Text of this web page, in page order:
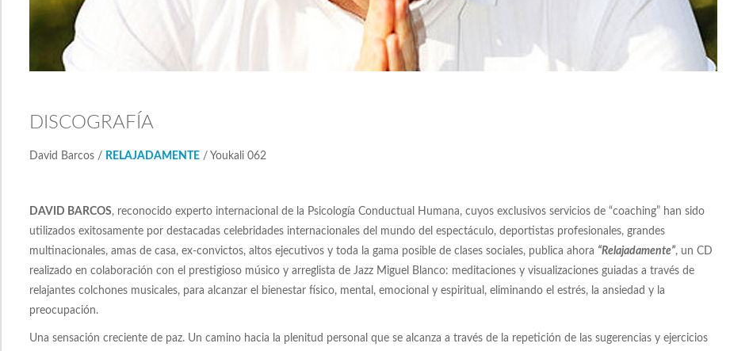
DISCOGRAFÍA
David Barcos / RELAJADAMENTE / Youkali 062
DAVID BARCOS, reconocido experto internacional de la Psicología Conductual Humana, cuyos exclusivos servicios de “coaching” han sido
utilizados exitosamente por destacadas celebridades internacionales del mundo del espectáculo, deportistas profesionales, grandes
multinacionales, amas de casa, ex-convictos, altos ejecutivos y toda la gama posible de clases sociales, publica ahora “Relajadamente”, un CD
realizado en colaboración con el prestigioso músico y arreglista de Jazz Miguel Blanco: meditaciones y visualizaciones guiadas a través de
relajantes colchones musicales, para alcanzar el bienestar físico, mental, emocional y espiritual, eliminando el estrés, la ansiedad y la
preocupación.
Una sensación creciente de paz. Un camino hacia la plenitud personal que se alcanza a través de la repetición de las sugerencias y ejercicios